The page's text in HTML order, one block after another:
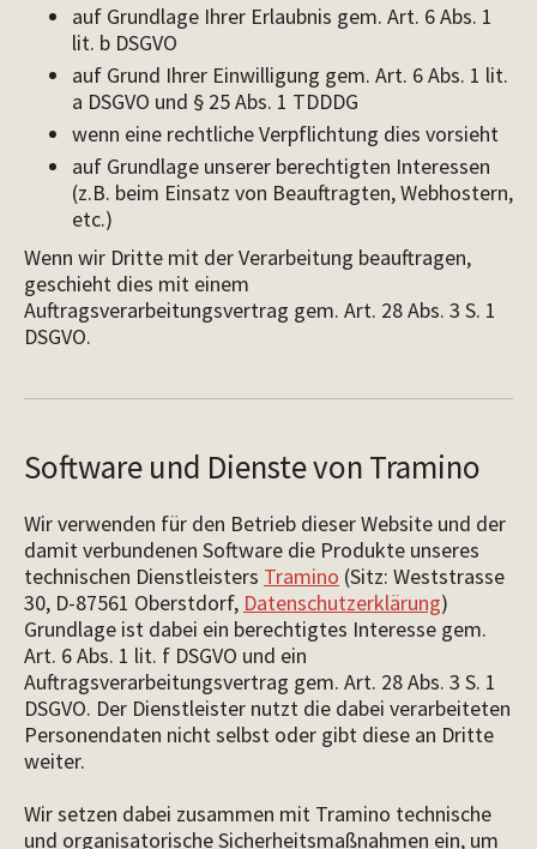
auf Grundlage Ihrer Erlaubnis gem. Art. 6 Abs. 1
lit. b DSGVO
auf Grund Ihrer Einwilligung gem. Art. 6 Abs. 1 lit.
a DSGVO und § 25 Abs. 1 TDDDG
wenn eine rechtliche Verpflichtung dies vorsieht
auf Grundlage unserer berechtigten Interessen
(z.B. beim Einsatz von Beauftragten, Webhostern,
etc.)
Wenn wir Dritte mit der Verarbeitung beauftragen,
geschieht dies mit einem
Auftragsverarbeitungsvertrag gem. Art. 28 Abs. 3 S. 1
DSGVO.
Software und Dienste von Tramino
Wir verwenden für den Betrieb dieser Website und der
damit verbundenen Software die Produkte unseres
technischen Dienstleisters Tramino (Sitz: Weststrasse
30, D-87561 Oberstdorf, Datenschutzerklärung)
Grundlage ist dabei ein berechtigtes Interesse gem.
Art. 6 Abs. 1 lit. f DSGVO und ein
Auftragsverarbeitungsvertrag gem. Art. 28 Abs. 3 S. 1
DSGVO. Der Dienstleister nutzt die dabei verarbeiteten
Personendaten nicht selbst oder gibt diese an Dritte
weiter.
Wir setzen dabei zusammen mit Tramino technische
und organisatorische Sicherheitsmaßnahmen ein, um